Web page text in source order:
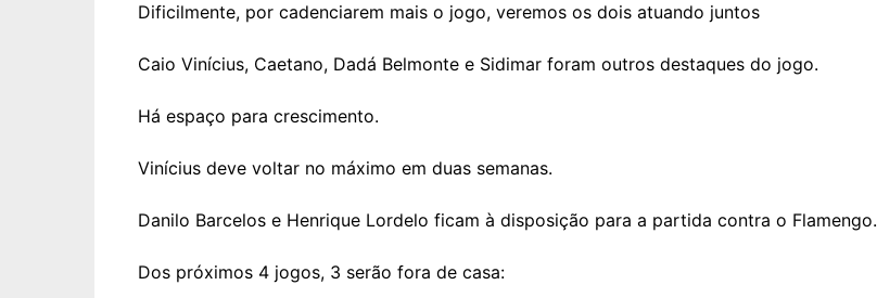
Dificilmente, por cadenciarem mais o jogo, veremos os dois atuando juntos
Caio Vinícius, Caetano, Dadá Belmonte e Sidimar foram outros destaques do jogo.
Há espaço para crescimento.
Vinícius deve voltar no máximo em duas semanas.
Danilo Barcelos e Henrique Lordelo ficam à disposição para a partida contra o Flamengo.
Dos próximos 4 jogos, 3 serão fora de casa: